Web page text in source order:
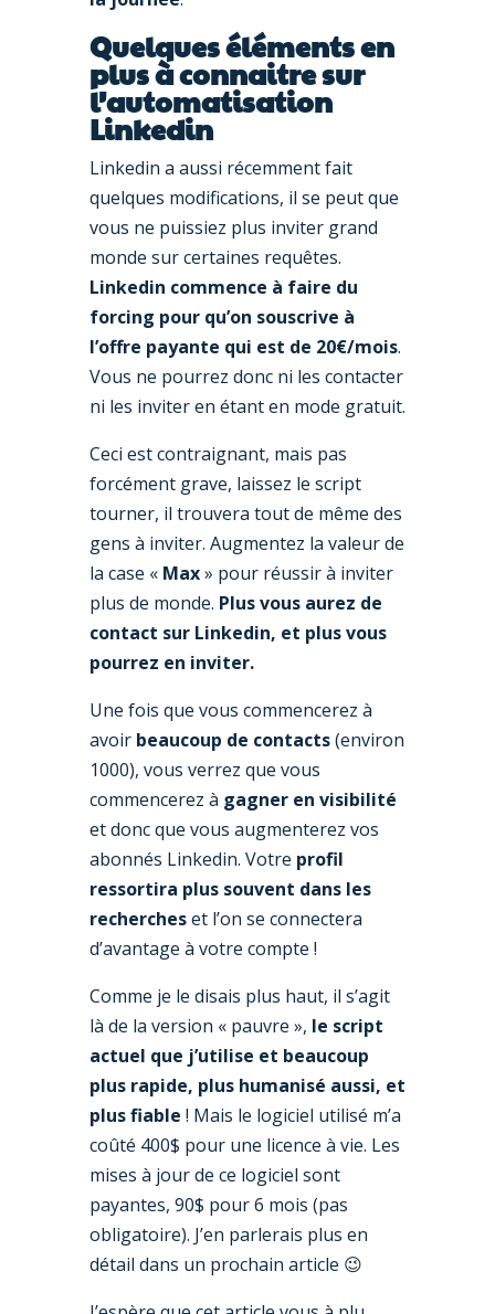
Quelques éléments en
plus à connaitre sur
l’automatisation
Linkedin
Linkedin a aussi récemment fait
quelques modifications, il se peut que
vous ne puissiez plus inviter grand
monde sur certaines requêtes.
Linkedin commence à faire du
forcing pour qu’on souscrive à
l’offre payante qui est de 20€/mois.
Vous ne pourrez donc ni les contacter
ni les inviter en étant en mode gratuit.
Ceci est contraignant, mais pas
forcément grave, laissez le script
tourner, il trouvera tout de même des
gens à inviter. Augmentez la valeur de
la case « Max» pour réussir à inviter
plus de monde. Plus vous aurez de
contact sur Linkedin, et plus vous
pourrez en inviter.
Une fois que vous commencerez à
avoir beaucoup de contacts(environ
1000), vous verrez que vous
commencerez à gagner en visibilité
et donc que vous augmenterez vos
abonnés Linkedin. Votre profil
ressortira plus souvent dans les
rechercheset l’on se connectera
d’avantage à votre compte !
Comme je le disais plus haut, il s’agit
là de la version « pauvre », le script
actuel que j’utilise et beaucoup
plus rapide, plus humanisé aussi, et
plus fiable ! Mais le logiciel utilisé m’a
coûté 400$ pour une licence à vie. Les
mises à jour de ce logiciel sont
payantes, 90$ pour 6 mois (pas
obligatoire). J’en parlerais plus en
détail dans un prochain article 😉